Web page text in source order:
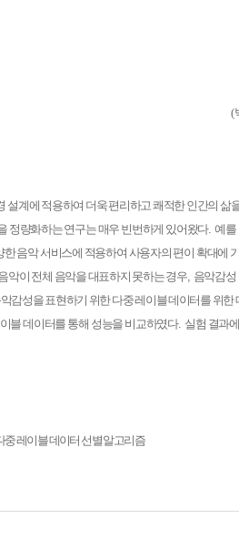
(
설계에 적용하여 더욱 편리하고 쾌적한 인간의 삶
정량화하는 연구는 매우 빈번하게 있어왔다.예를
음악 서비스에 적용하여 사용자의 편이 확대에
악이 전체 음악을 대표하지 못하는 경우, 음악감성
감성을 표현하기 위한 다중 레이블 데이터를 위한
블 데이터를 통해 성능을 비교하였다. 실험 결과
중 레이블 데이터 선별 알고리즘